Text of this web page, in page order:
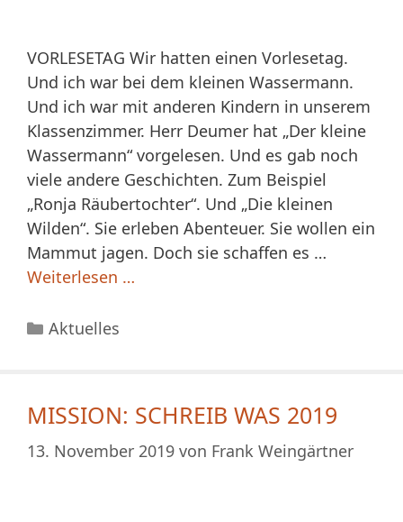
VORLESETAG Wir hatten einen Vorlesetag.
Und ich war bei dem kleinen Wassermann.
Und ich war mit anderen Kindern in unserem
Klassenzimmer. Herr Deumer hat „Der kleine
Wassermann“ vorgelesen. Und es gab noch
viele andere Geschichten. Zum Beispiel
„Ronja Räubertochter“. Und „Die kleinen
Wilden“. Sie erleben Abenteuer. Sie wollen ein
Mammut jagen. Doch sie schaffen es …
Weiterlesen …
Kategorien
Aktuelles
MISSION: SCHREIB WAS 2019
13. November 2019 von Frank Weingärtner